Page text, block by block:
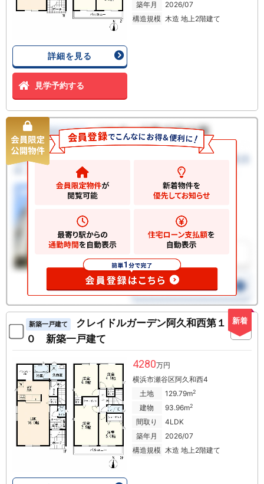
詳細を見る
見学予約する
築年月
2026/07
構造規模 木造 地上2階建て
新着
新築一戸建て
クレイドルガーデン阿久和西第１
０ 新築一戸建て
4280万円
横浜市瀬谷区阿久和西4
土地
129.79m2
建物 93.96m2
間取り
4LDK
築年月
2026/07
構造規模 木造 地上2階建て